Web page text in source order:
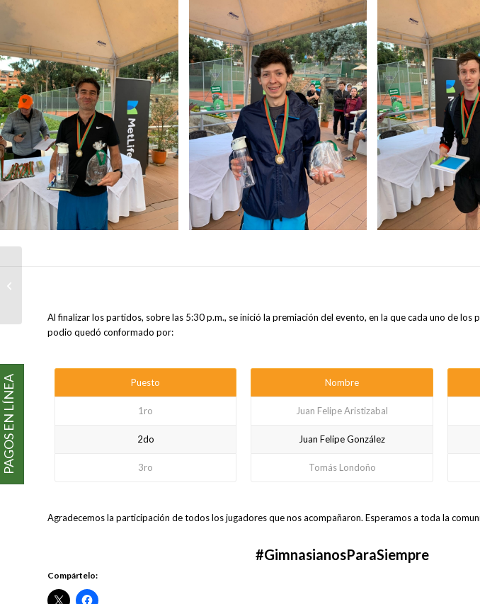
Al finalizar los partidos, sobre las 5:30 p.m., se inició la premiación del evento, en la que cada uno de los
podio quedó conformado por:
Puesto
1ro
2do
3ro
Nombre
Juan Felipe Aristizabal
Juan Felipe González
Tomás Londoño
Agradecemos la participación de todos los jugadores que nos acompañaron. Esperamos a toda la
#GimnasianosParaSiempre
Compártelo:
PAGOS EN LÍNEA